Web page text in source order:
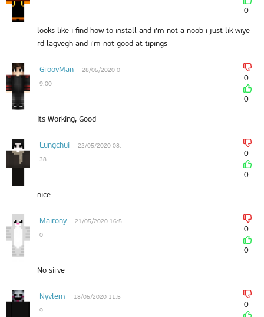
0
looks like i find how to install and i'm not a noob i just lik wiye
rd lagvegh and i'm not good at tipings
GroovMan
28/05/2020 0
9:00
0
0
Its Working, Good
Lungchui
22/05/2020 08:
38
0
0
nice
Mairony
21/05/2020 16:5
0
0
0
No sirve
Nyvlem
18/05/2020 11:5
9
0